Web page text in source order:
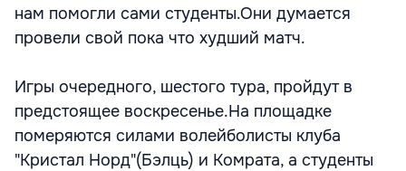
нам помогли сами студенты.Они думается
провели свой пока что худший матч.
Игры очередного, шестого тура, пройдут в
предстоящее воскресенье.На площадке
померяются силами волейболисты клуба
"Кристал Норд"(Бэлць) и Комрата, а студенты